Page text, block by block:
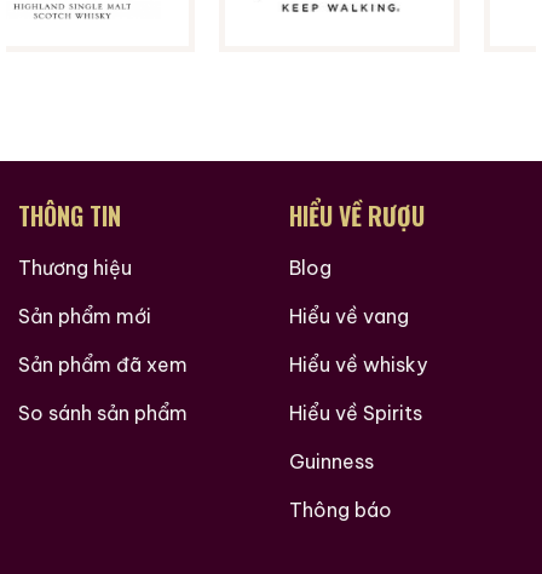
3.450.000
THÔNG TIN
Thương hiệu
Sản phẩm mới
Sản phẩm đã xem
So sánh sản phẩm
HIỂU VỀ RƯỢU
Blog
Hiểu về vang
Hiểu về whisky
Hiểu về Spirits
Guinness
Thông báo